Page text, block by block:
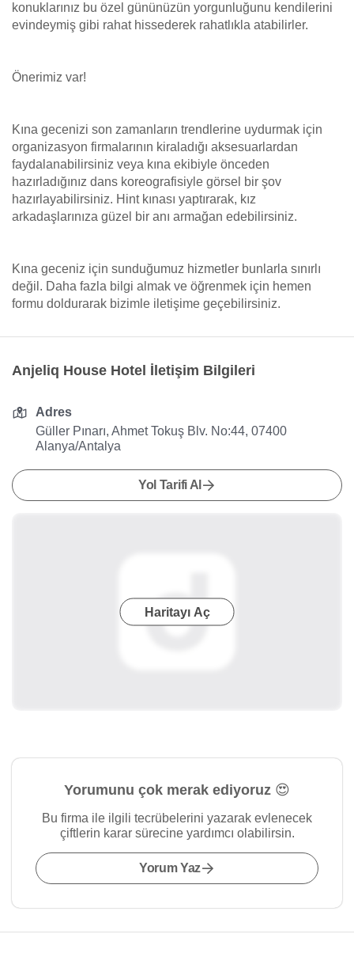
konuklarınız bu özel gününüzün yorgunluğunu kendilerini
evindeymiş gibi rahat hissederek rahatlıkla atabilirler.
Önerimiz var!
Kına gecenizi son zamanların trendlerine uydurmak için
organizasyon firmalarının kiraladığı aksesuarlardan
faydalanabilirsiniz veya kına ekibiyle önceden
hazırladığınız dans koreografisiyle görsel bir şov
hazırlayabilirsiniz. Hint kınası yaptırarak, kız
arkadaşlarınıza güzel bir anı armağan edebilirsiniz.
Kına geceniz için sunduğumuz hizmetler bunlarla sınırlı
değil. Daha fazla bilgi almak ve öğrenmek için hemen
formu doldurarak bizimle iletişime geçebilirsiniz.
Anjeliq House Hotel İletişim Bilgileri
Adres
Güller Pınarı, Ahmet Tokuş Blv. No:44, 07400
Alanya/Antalya
Yol Tarifi Al
Haritayı Aç
Yorumunu çok merak ediyoruz 😍
Bu firma ile ilgili tecrübelerini yazarak evlenecek
çiftlerin karar sürecine yardımcı olabilirsin.
Yorum Yaz